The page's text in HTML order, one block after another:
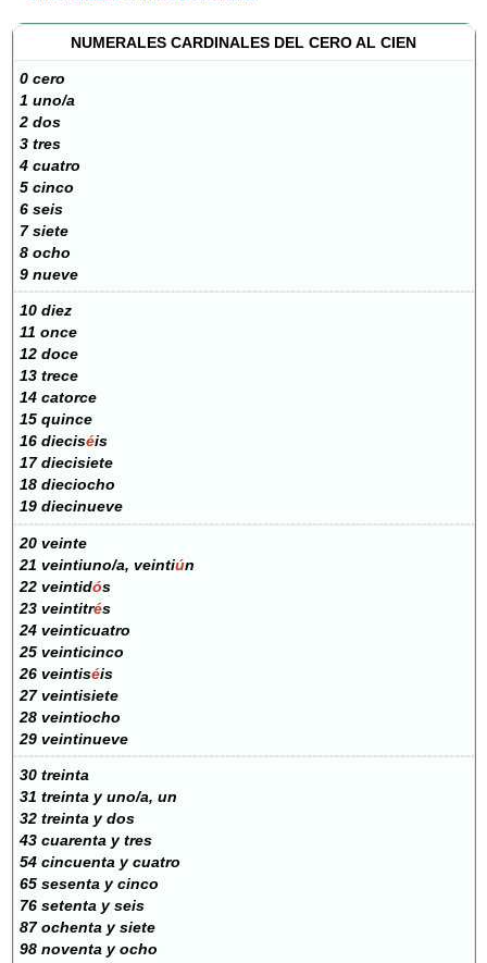
NUMERALES CARDINALES DEL CERO AL CIEN
0 cero
1 uno/a
2 dos
3 tres
4 cuatro
5 cinco
6 seis
7 siete
8 ocho
9 nueve
10 diez
11 once
12 doce
13 trece
14 catorce
15 quince
16 dieciséis
17 diecisiete
18 dieciocho
19 diecinueve
20 veinte
21 veintiuno/a, veintiún
22 veintidós
23 veintitrés
24 veinticuatro
25 veinticinco
26 veintiséis
27 veintisiete
28 veintiocho
29 veintinueve
30 treinta
31 treinta y uno/a, un
32 treinta y dos
43 cuarenta y tres
54 cincuenta y cuatro
65 sesenta y cinco
76 setenta y seis
87 ochenta y siete
98 noventa y ocho